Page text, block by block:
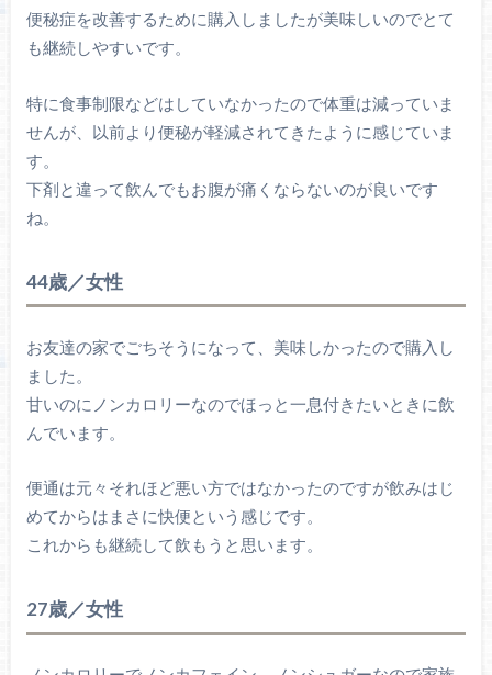
便秘症を改善するために購入しましたが美味しいのでとて
も継続しやすいです。
特に食事制限などはしていなかったので体重は減っていま
せんが、以前より便秘が軽減されてきたように感じていま
す。
下剤と違って飲んでもお腹が痛くならないのが良いです
ね。
44歳／女性
お友達の家でごちそうになって、美味しかったので購入し
ました。
甘いのにノンカロリーなのでほっと一息付きたいときに飲
んでいます。
便通は元々それほど悪い方ではなかったのですが飲みはじ
めてからはまさに快便という感じです。
これからも継続して飲もうと思います。
27歳／女性